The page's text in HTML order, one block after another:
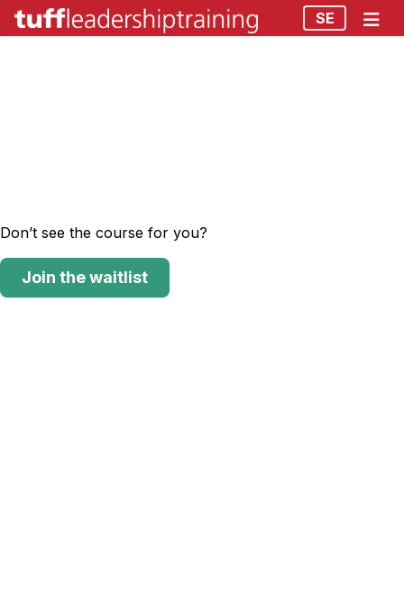
SE
Don’t see the course for you?
Join the waitlist